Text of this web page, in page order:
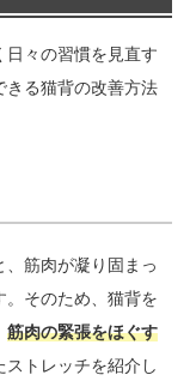
々の習慣を見直す
きる猫背の改善方法
筋肉が凝り固まっ
。そのため、猫背を
筋肉の緊張をほぐす
トレッチを紹介し